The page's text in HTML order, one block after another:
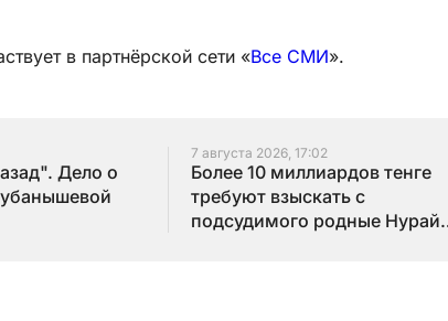
в партнёрской сети «Все СМИ».
Дело о
7 августа 2026, 17:02
Более 10 миллиардов тенге
требуют взыскать с
подсудимого родные Нурай